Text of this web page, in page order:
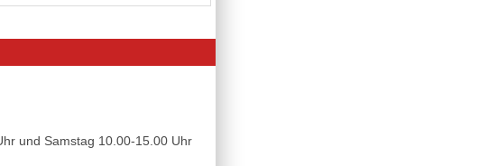
und Samstag 10.00-15.00 Uhr